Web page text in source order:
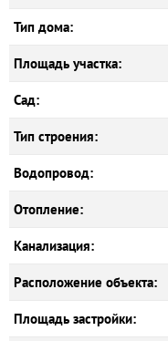
Тип дома:
Площадь участка:
Сад:
Тип строения:
Водопровод:
Отопление:
Канализация:
Расположение объекта:
Площадь застройки: